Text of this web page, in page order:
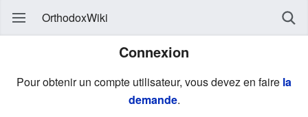
OrthodoxWiki
Connexion
Pour obtenir un compte utilisateur, vous devez en faire la
demande.